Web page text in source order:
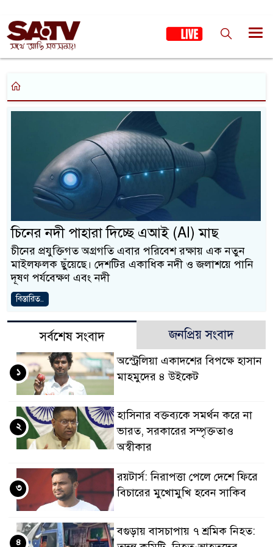
চিনের নদী পাহারা দিচ্ছে এআই (AI) মাছ
চীনের প্রযুক্তিগত অগ্রগতি এবার পরিবেশ রক্ষায় এক নতুন
মাইলফলক ছুঁয়েছে। দেশটির একাধিক নদী ও জলাশয়ে পানি
দূষণ পর্যবেক্ষণ এবং নদী
বিস্তারিত..
সর্বশেষ সংবাদ জনপ্রিয় সংবাদ
অস্ট্রেলিয়া একাদশের বিপক্ষে হাসান
মাহমুদের ৪ উইকেট
১
হাসিনার বক্তব্যকে সমর্থন করে না
ভারত, সরকারের সম্পৃক্ততাও
অস্বীকার
২
রয়টার্স: নিরাপত্তা পেলে দেশে ফিরে
বিচারের মুখোমুখি হবেন সাকিব
৩
বগুড়ায় বাসচাপায় ৭ শ্রমিক নিহত:
৪